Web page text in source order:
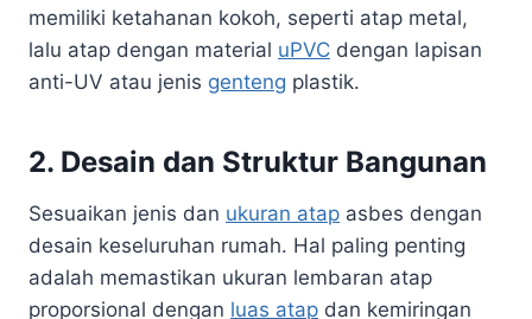
memiliki ketahanan kokoh, seperti atap metal,
lalu atap dengan material uPVC dengan lapisan
anti-UV atau jenis genteng plastik.
2. Desain dan Struktur Bangunan
Sesuaikan jenis dan ukuran atap asbes dengan
desain keseluruhan rumah. Hal paling penting
adalah memastikan ukuran lembaran atap
proporsional dengan luas atap dan kemiringan